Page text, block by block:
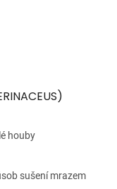
houby
sušení mrazem